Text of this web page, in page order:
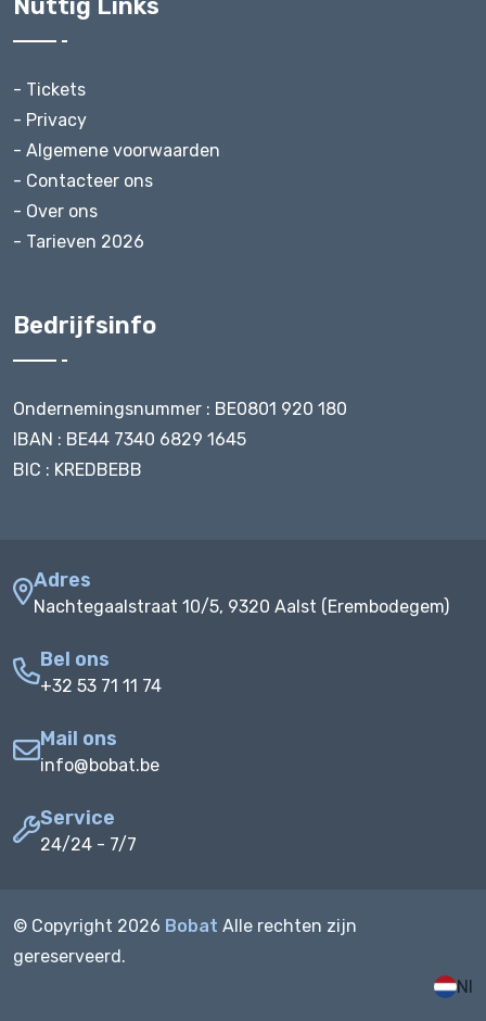
- Tickets
- Privacy
- Algemene voorwaarden
- Contacteer ons
- Over ons
- Tarieven 2026
Bedrijfsinfo
Ondernemingsnummer : BE0801 920 180
IBAN : BE44 7340 6829 1645
BIC : KREDBEBB
Adres
Nachtegaalstraat 10/5, 9320 Aalst (Erembodegem)
Bel ons
+32 53 71 11 74
Mail ons
info@bobat.be
Service
24/24 - 7/7
© Copyright 2026 Bobat Alle rechten zijn
gereserveerd.
Nl